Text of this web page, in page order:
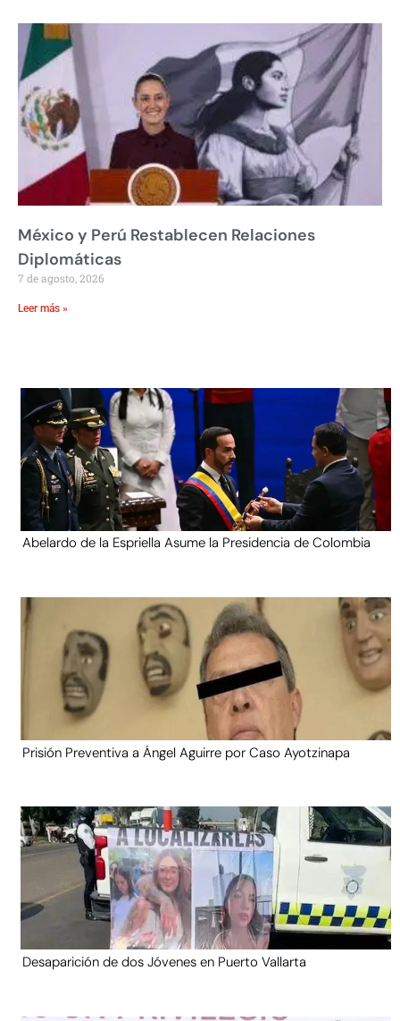
México y Perú Restablecen Relaciones
Diplomáticas
7 de agosto, 2026
Leer más »
Abelardo de la Espriella Asume la Presidencia de Colombia
Prisión Preventiva a Ángel Aguirre por Caso Ayotzinapa
Desaparición de dos Jóvenes en Puerto Vallarta